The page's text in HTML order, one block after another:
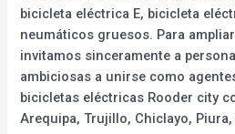
bicicleta eléctrica E, bicicleta
neumáticos gruesos. Para
invitamos sinceramente a
ambiciosas a unirse como
bicicletas eléctricas Rooder city
Arequipa, Trujillo, Chiclayo,